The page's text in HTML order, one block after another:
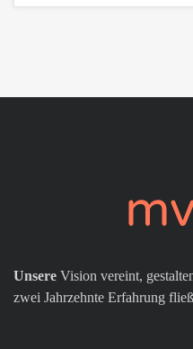
Unsere Vision vereint,
zwei Jahrzehnte Erfahrung